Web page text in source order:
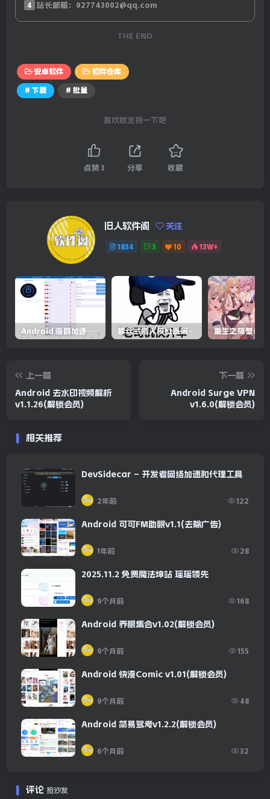
4 站长邮箱：927743002@qq.com
THE END
安卓软件 软件仓库
# 下载 # 批量
喜欢就支持一下吧
点赞 3 分享 收藏
旧人软件阁 关注
1834 3 10 13W+
Android 海鸥加速器v6.6.3(解锁会员) 螺丝式插入模拟器第5代/NejicomiSimulator.Vol.5.v1.0.2
上一篇
Android 去水印视频解析
v1.1.26(解锁会员)
下一篇
Android Surge VPN
v1.6.0(解锁会员)
相关推荐
DevSidecar – 开发者网络加速和代理工具
2年前 122
Android 可可FM助眠v1.1(去除广告)
1年前 28
2025.11.2 免费魔法坤站 瑶瑶领先
9个月前 168
Android 养眼集合v1.02(解锁会员)
9个月前 155
Android 快漫Comic v1.01(解锁会员)
9个月前 48
Android 简易驾考v1.2.2(解锁会员)
6个月前 32
评论 抢沙发